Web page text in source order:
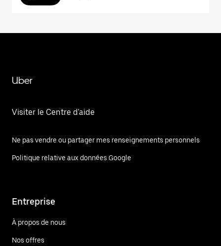
Uber
Visiter le Centre d'aide
Ne pas vendre ou partager mes renseignements personnels
Politique relative aux données Google
Entreprise
À propos de nous
Nos offres